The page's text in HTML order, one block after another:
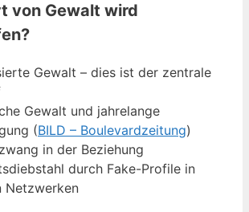
von Gewalt wird
Gewalt – dies ist der zentrale
Gewalt und jahrelange
(BILD – Boulevardzeitung)
in der Beziehung
durch Fake-Profile in
Netzwerken